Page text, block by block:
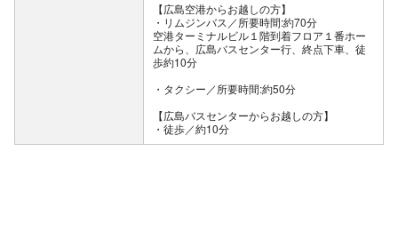
【広島空港からお越しの方】
・リムジンバス／所要時間:約70分
空港ターミナルビル１階到着フロア１番ホー
ムから、広島バスセンター行、終点下車、徒
歩約10分
・タクシー／所要時間:約50分
【広島バスセンターからお越しの方】
・徒歩／約10分